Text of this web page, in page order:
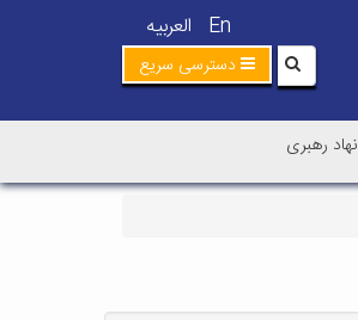
En العربیه
دسترسی سریع
نهاد رهبری